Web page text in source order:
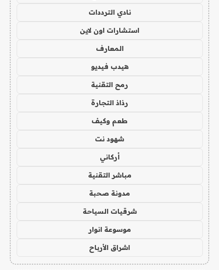
نادي الترددات
استشارات اون لاين
المعارف
هيدب فيديو
رمح التقنية
رذاذ التجارة
طعم وكيف
شهود نت
أركاني
مباشر التقنية
مدونة صحبة
شرقيات السياحة
موسوعة انوار
اشراق الأرباح